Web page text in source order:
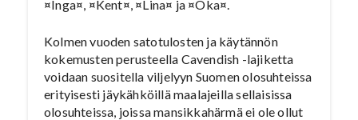
¤Inga¤, ¤Kent¤, ¤Lina¤ ja ¤Oka¤.
Kolmen vuoden satotulosten ja käytännön
kokemusten perusteella Cavendish -lajiketta
voidaan suositella viljelyyn Suomen olosuhteissa
erityisesti jäykähköillä maalajeilla sellaisissa
olosuhteissa, joissa mansikkahärmä ei ole ollut